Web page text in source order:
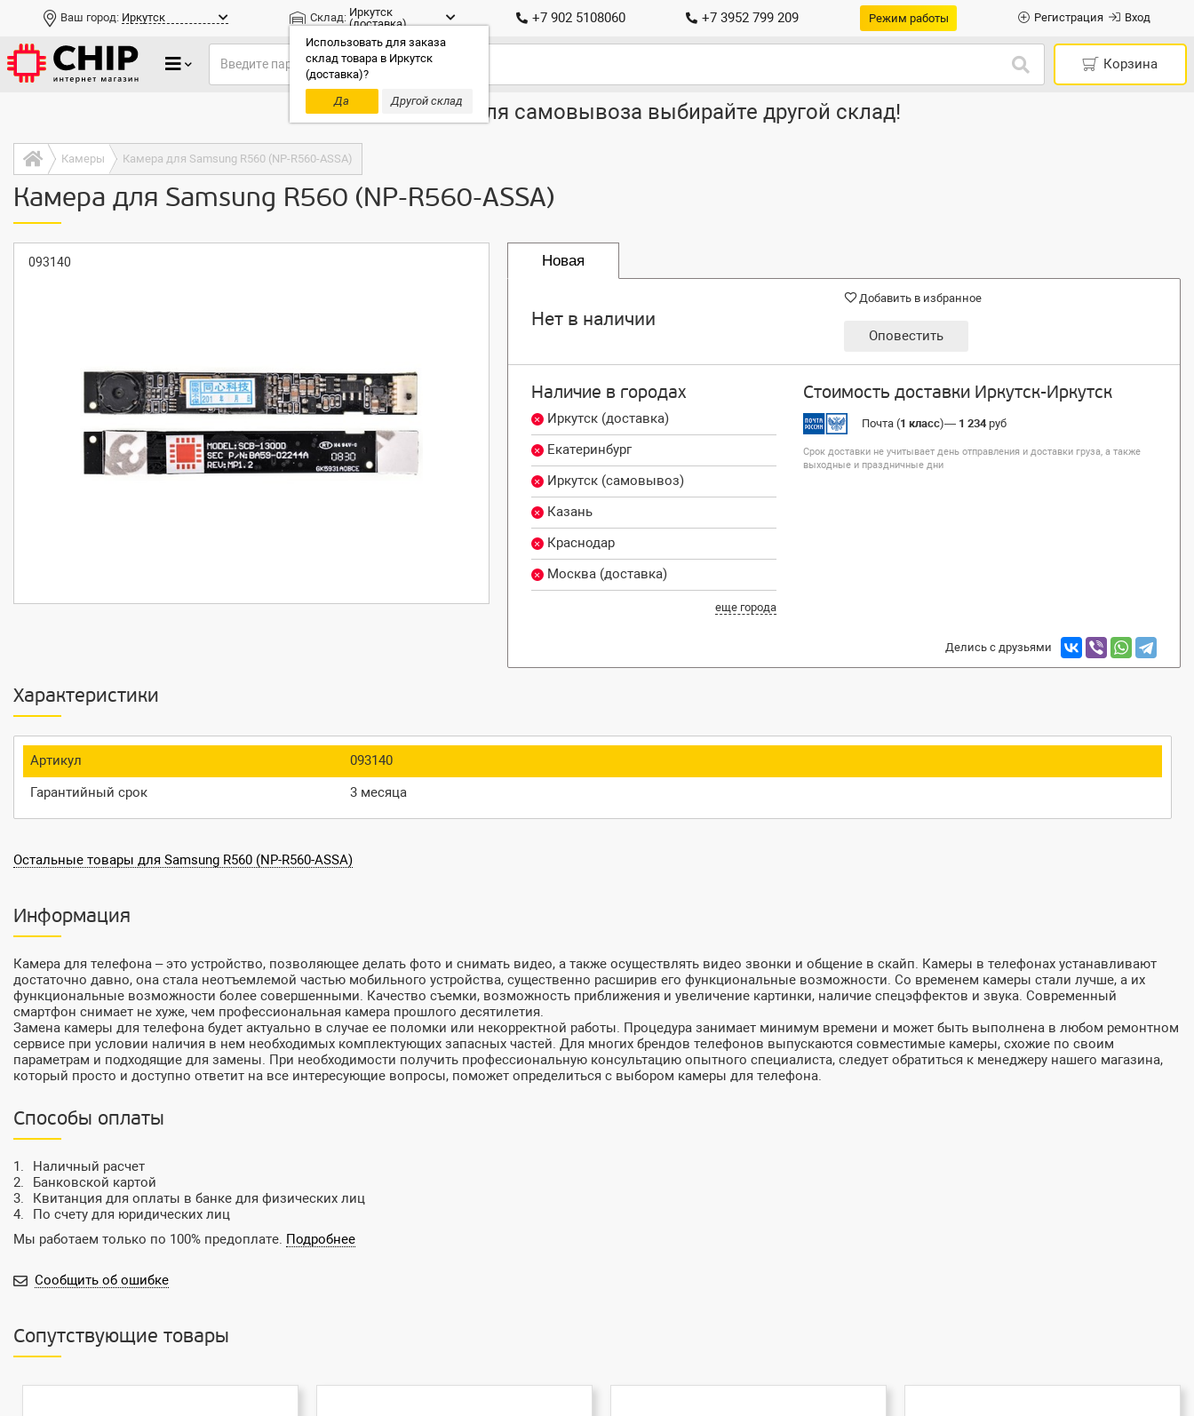
Ваш город: Иркутск Склад: Иркутск
(доставка)
Использовать для заказа
склад товара в Иркутск
(доставка)?
Да
Другой склад
+7 902 5108060 +7 3952 799 209 Режим работы Регистрация Вход
Корзина
Только доставка, для самовывоза выбирайте другой склад!
Камеры Камера для Samsung R560 (NP-R560-ASSA)
Камера для Samsung R560 (NP-R560-ASSA)
093140 Новая
Нет в наличии
Добавить в избранное
Оповестить
Наличие в городах
Иркутск (доставка)
Екатеринбург
Иркутск (самовывоз)
Казань
Краснодар
Москва (доставка)
еще города
Стоимость доставки Иркутск-Иркутск
Почта (1 класс)— 1 234руб
Срок доставки не учитывает день отправления и доставки груза, а также
выходные и праздничные дни
Делись с друзьями
Характеристики
Артикул
093140
Гарантийный срок
3 месяца
Остальные товары для Samsung R560 (NP-R560-ASSA)
Информация
Камера для телефона – это устройство, позволяющее делать фото и снимать видео, а также осуществлять видео звонки и общение в скайп. Камеры в телефонах устанавливают
достаточно давно, она стала неотъемлемой частью мобильного устройства, существенно расширив его функциональные возможности. Со временем камеры стали лучше, а их
функциональные возможности более совершенными. Качество съемки, возможность приближения и увеличение картинки, наличие спецэффектов и звука. Cовременный
смартфон снимает не хуже, чем профессиональная камера прошлого десятилетия.
Замена камеры для телефона будет актуально в случае ее поломки или некорректной работы. Процедура занимает минимум времени и может быть выполнена в любом ремонтном
сервисе при условии наличия в нем необходимых комплектующих запасных частей. Для многих брендов телефонов выпускаются совместимые камеры, схожие по своим
параметрам и подходящие для замены. При необходимости получить профессиональную консультацию опытного специалиста, следует обратиться к менеджеру нашего магазина,
который просто и доступно ответит на все интересующие вопросы, поможет определиться с выбором камеры для телефона.
Способы оплаты
Наличный расчет
Банковской картой
Квитанция для оплаты в банке для физических лиц
По счету для юридических лиц
Мы работаем только по 100% предоплате. Подробнее
Сообщить об ошибке
Сопутствующие товары